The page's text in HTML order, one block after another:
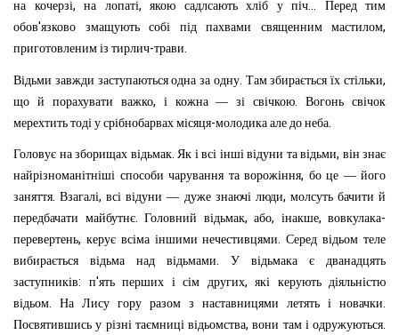
на кочерзі, на лопаті, якою садлсають хліб у піч... Перед
тим
обов'язково змащують собі під пахвами священним мастилом,
приготовленим із тирлич-трави.
Відьми завжди заступаються одна за одну. Там збирається їх стільки,
що й порахувати важко, і кожна — зі свічкою.Вогонь
свічок
мерехтить тоді у срібнобарвах місяця-молодика але до неба.
Головує на зборищах відьмак. Як і всі інші відуни та відьми, він знає
найрізноманітніші способи чарування та ворожіння, бо це — його
заняття.Взагалі,всі відуни — дуже знаючі люди, молсуть бачити й
передбачати майбутнє. Головний відьмак, або, інакше, вовкулака-
перевертень, керує всіма іншими нечестивцями.Серед відьом теле
вибирається
відьма над відьмами. У відьмака є
дванадцять
заступників: п'ять перших і сім других, які керують діяльністю
відьом. На Лису гору разом з наставницями летять і новачки.
Посвятившись у різні таємниці відьомства,вони там і одружуються.